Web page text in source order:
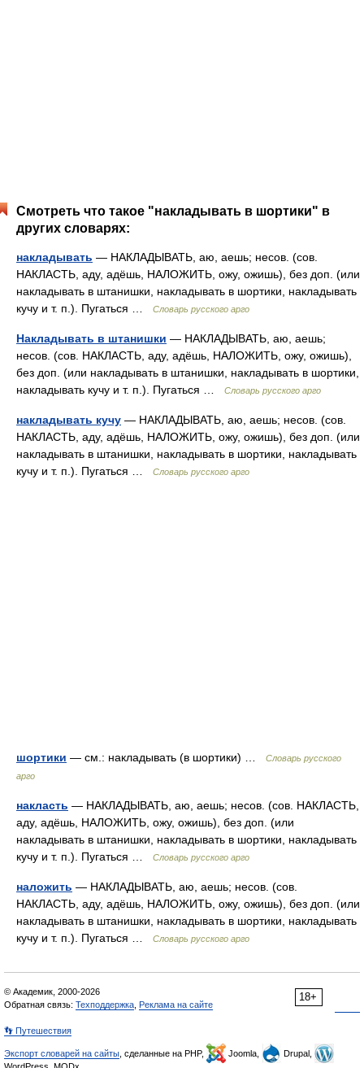
Смотреть что такое "накладывать в шортики" в
других словарях:
накладывать — НАКЛАДЫВАТЬ, аю, аешь; несов. (сов.
НАКЛАСТЬ, аду, адёшь, НАЛОЖИТЬ, ожу, ожишь), без доп. (или
накладывать в штанишки, накладывать в шортики, накладывать
кучу и т. п.). Пугаться …
Словарь русского арго
Накладывать в штанишки — НАКЛАДЫВАТЬ, аю, аешь;
несов. (сов. НАКЛАСТЬ, аду, адёшь, НАЛОЖИТЬ, ожу, ожишь),
без доп. (или накладывать в штанишки, накладывать в шортики,
накладывать кучу и т. п.). Пугаться …
Словарь русского арго
накладывать кучу — НАКЛАДЫВАТЬ, аю, аешь; несов. (сов.
НАКЛАСТЬ, аду, адёшь, НАЛОЖИТЬ, ожу, ожишь), без доп. (или
накладывать в штанишки, накладывать в шортики, накладывать
кучу и т. п.). Пугаться …
Словарь русского арго
шортики — см.: накладывать (в шортики) …
Словарь русского
арго
накласть — НАКЛАДЫВАТЬ, аю, аешь; несов. (сов. НАКЛАСТЬ,
аду, адёшь, НАЛОЖИТЬ, ожу, ожишь), без доп. (или
накладывать в штанишки, накладывать в шортики, накладывать
кучу и т. п.). Пугаться …
Словарь русского арго
наложить — НАКЛАДЫВАТЬ, аю, аешь; несов. (сов.
НАКЛАСТЬ, аду, адёшь, НАЛОЖИТЬ, ожу, ожишь), без доп. (или
накладывать в штанишки, накладывать в шортики, накладывать
кучу и т. п.). Пугаться …
Словарь русского арго
18+
© Академик, 2000-2026
Обратная связь: Техподдержка Реклама на сайте
👣 Путешествия
Экспорт словарей на сайты , сделанные на PHP, Joomla,
Drupal,